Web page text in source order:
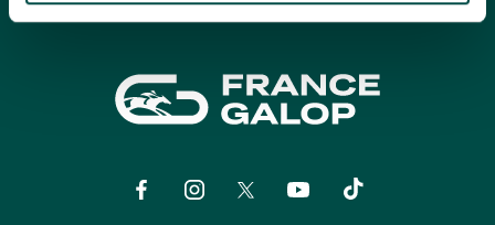
LA GARDEN PARTY - CYGAMES GRAND PRIX DE PARIS -
TOUS NOS ÉVÉNEMENTS